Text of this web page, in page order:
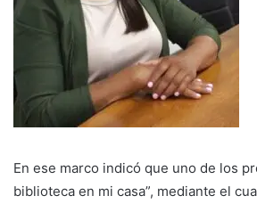
En ese marco indicó que uno de los
biblioteca en mi casa”, mediante el